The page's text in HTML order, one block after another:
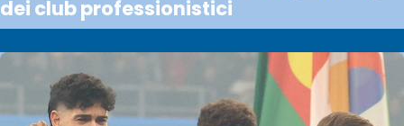
dei club professionistici